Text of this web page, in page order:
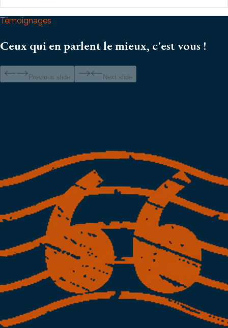
Témoignages
Ceux qui en parlent le mieux, c'est vous !
Previous slide Next slide